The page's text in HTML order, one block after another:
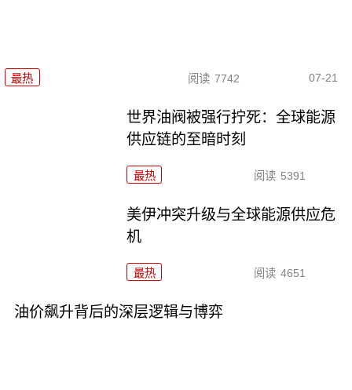
最热 阅读 7742 07-21
世界油阀被强行拧死：全球能源
供应链的至暗时刻
最热 阅读 5391
美伊冲突升级与全球能源供应危
机
最热 阅读 4651
油价飙升背后的深层逻辑与博弈